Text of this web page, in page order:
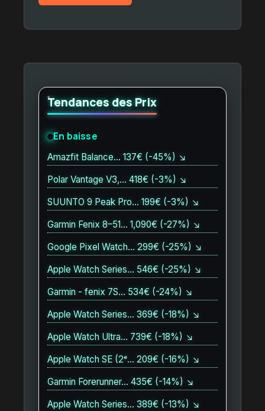
Tendances des Prix
En baisse
Amazfit Balance… 137€ (-45%) ↘
Polar Vantage V3,… 418€ (-3%) ↘
SUUNTO 9 Peak Pro… 199€ (-3%) ↘
Garmin Fenix 8–51… 1,090€ (-27%) ↘
Google Pixel Watch… 299€ (-25%) ↘
Apple Watch Series… 546€ (-25%) ↘
Garmin - fenix 7S… 534€ (-24%) ↘
Apple Watch Series… 369€ (-18%) ↘
Apple Watch Ultra… 739€ (-18%) ↘
Apple Watch SE (2ᵉ… 209€ (-16%) ↘
Garmin Forerunner… 435€ (-14%) ↘
Apple Watch Series… 389€ (-13%) ↘